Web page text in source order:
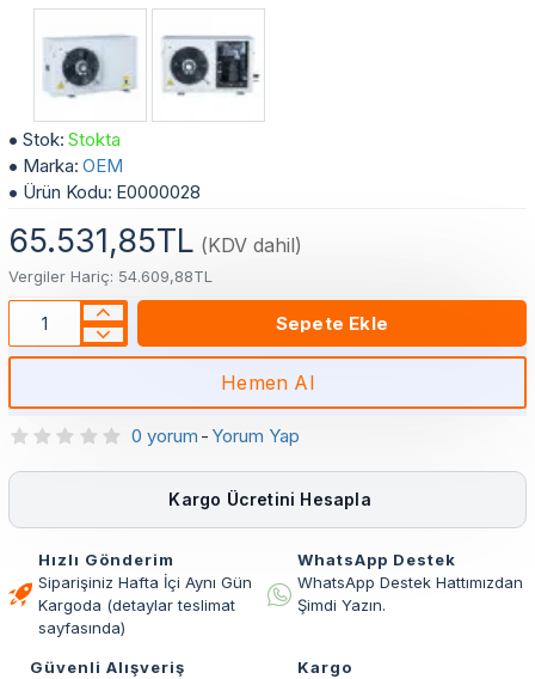
Stok: Stokta
Marka: OEM
Ürün Kodu: E0000028
0 yorum - Yorum Yap
65.531,85TL (KDV dahil)
Vergiler Hariç: 54.609,88TL
Sepete Ekle
Hemen Al
Kargo Ücretini Hesapla
Hızlı Gönderim
Siparişiniz Hafta İçi Aynı Gün
Kargoda (detaylar teslimat
sayfasında)
WhatsApp Destek
WhatsApp Destek Hattımızdan
Şimdi Yazın.
Güvenli Alışveriş
Kargo